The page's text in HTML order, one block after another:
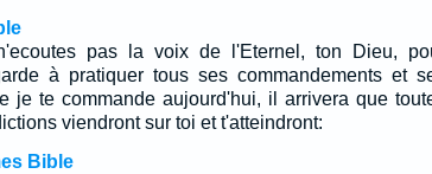
pas la voix de l'Eternel, ton Dieu,
à pratiquer tous ses commandements et
je te commande aujourd'hui, il arrivera que
viendront sur toi et t'atteindront:
Bible